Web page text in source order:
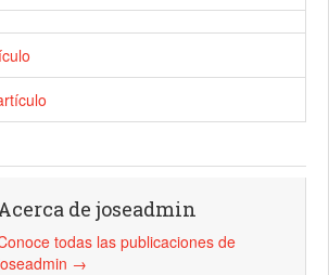
de joseadmin
todas las publicaciones de
→